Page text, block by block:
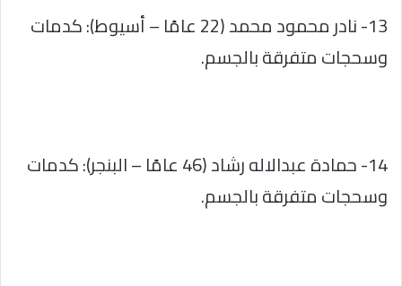
13- نادر محمود محمد (22 عامًا – أسيوط): كدمات
وسحجات متفرقة بالجسم.
14- حمادة عبدالاله رشاد (46 عامًا – البنجر): كدمات
وسحجات متفرقة بالجسم.